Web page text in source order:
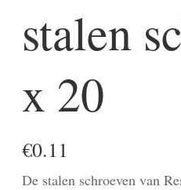
stalen
x 20
€0.11
De stalen schroeven van